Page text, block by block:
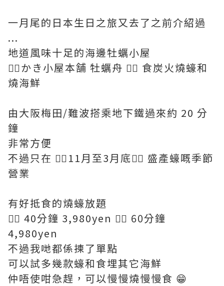
一月尾的日本生日之旅又去了之前介紹過
...
地道風味十足的海邊牡蠣小屋
👉🏻かき小屋本舗 牡蠣舟 👈🏻 食炭火燒蠔和
燒海鮮
由大阪梅田/難波搭乘地下鐵過來約 20 分
鐘
非常方便
不過只在 👉🏻11月至3月底👈🏻 盛產蠔嘅季節
營業
有好抵食的燒蠔放題
👉🏻 40分鐘 3,980yen 👉🏻 60分鐘
4,980yen
不過我哋都係揀了單點
可以試多幾款蠔和食埋其它海鮮
仲唔使咁急趕，可以慢慢燒慢慢食 😁